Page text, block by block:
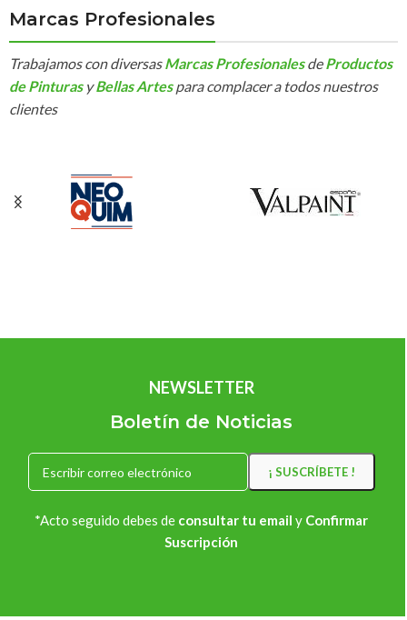
Marcas Profesionales
Trabajamos con diversasMarcas Profesionales deProductos
de Pinturas yBellas Artespara complacer a todos nuestros
clientes
NEWSLETTER
Boletín de Noticias
*Acto seguido debes de consultar tu email y Confirmar
Suscripción